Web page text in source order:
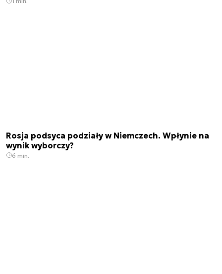
Rosja podsyca podziały w Niemczech. Wpłynie na
wynik wyborczy?
6 min.